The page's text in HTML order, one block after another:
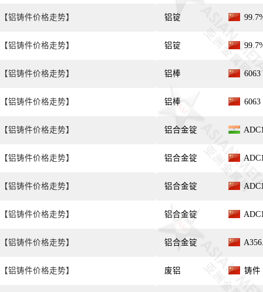
【铝铸件价格走势】
【铝铸件价格走势】
【铝铸件价格走势】
【铝铸件价格走势】
【铝铸件价格走势】
【铝铸件价格走势】
【铝铸件价格走势】
【铝铸件价格走势】
【铝铸件价格走势】
【铝铸件价格走势】
铝锭
铝锭
铝棒
铝棒
铝合金锭
铝合金锭
铝合金锭
铝合金锭
铝合金锭
废铝 铸件